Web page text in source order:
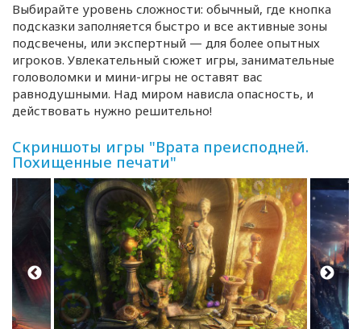
Выбирайте уровень сложности: обычный, где кнопка
подсказки заполняется быстро и все активные зоны
подсвечены, или экспертный — для более опытных
игроков. Увлекательный сюжет игры, занимательные
головоломки и мини-игры не оставят вас
равнодушными. Над миром нависла опасность, и
действовать нужно решительно!
Скриншоты игры "Врата преисподней.
Похищенные печати"